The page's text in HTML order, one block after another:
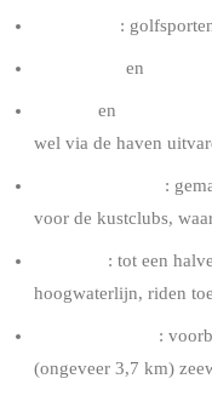
:
en
en
wel via de haven
:
voor de kustclubs,
: tot een
hoogwaterlijn, riden
:
(ongeveer 3,7 km)